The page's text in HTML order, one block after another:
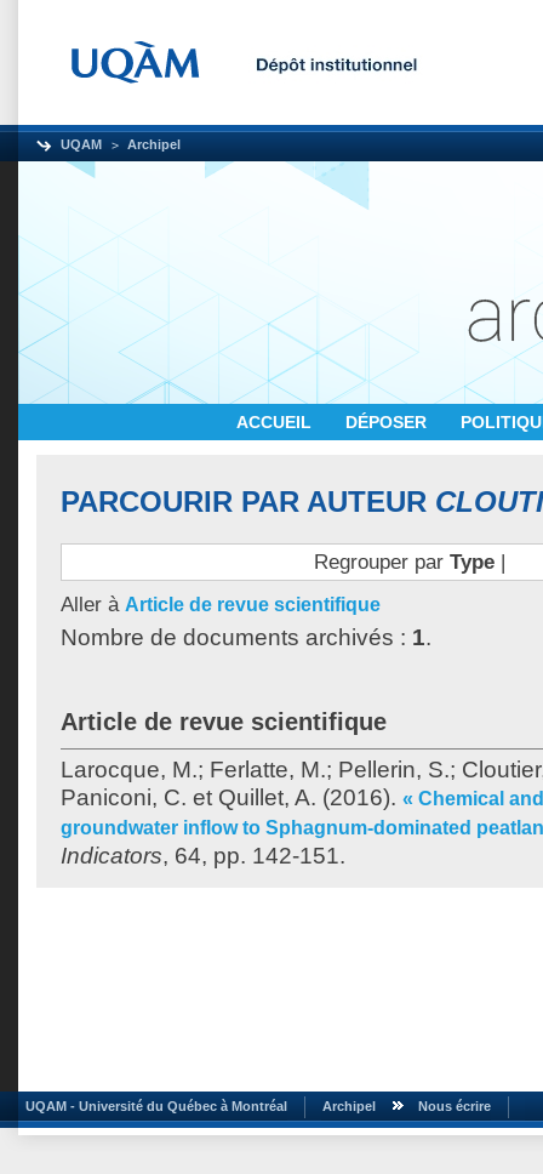
UQAM Archipel
ACCUEIL DÉPOSER
PARCOURIR PAR AUTEUR
Regrouper par Type|
Aller à Article de revue scientifique
Nombre de documents archivés : 1.
Article de revue scientifique
Larocque, M.; Ferlatte, M.; Pellerin, S.;
Paniconi, C. et Quillet, A. (2016). « Chemical
groundwater inflow to Sphagnum-dominated
Indicators, 64, pp. 142-151.
UQAM - Université du Québec à Montréal Archipel Nous écrire